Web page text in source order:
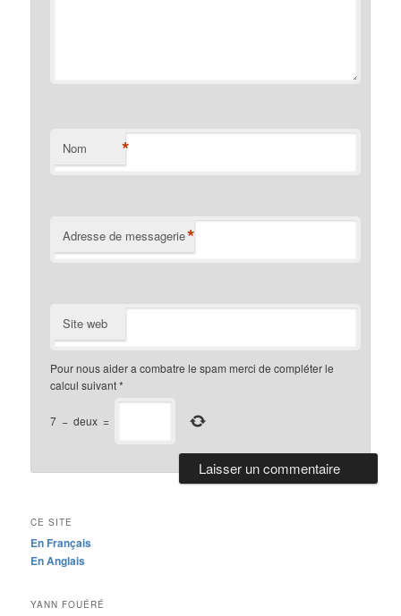
Nom *
Adresse de messagerie*
Site web
Pour nous aider a combatre le spam merci de compléter le
calcul suivant*
7 − deux =
CE SITE
En Français
En Anglais
YANN FOUÉRÉ